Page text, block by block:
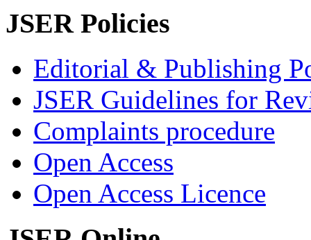
JSER Policies
Editorial & Publishing
JSER Guidelines for
Complaints procedure
Open Access
Open Access Licence